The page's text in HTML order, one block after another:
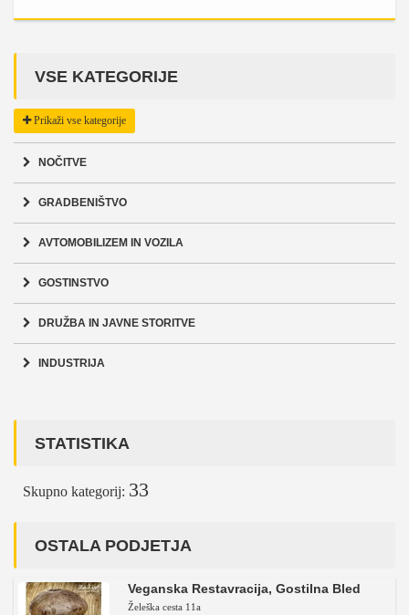
VSE KATEGORIJE
Prikaži vse kategorije
NOČITVE
GRADBENIŠTVO
AVTOMOBILIZEM IN VOZILA
GOSTINSTVO
DRUŽBA IN JAVNE STORITVE
INDUSTRIJA
STATISTIKA
Skupno kategorij: 33
OSTALA PODJETJA
Veganska Restavracija, Gostilna Bled
Želeška cesta 11a